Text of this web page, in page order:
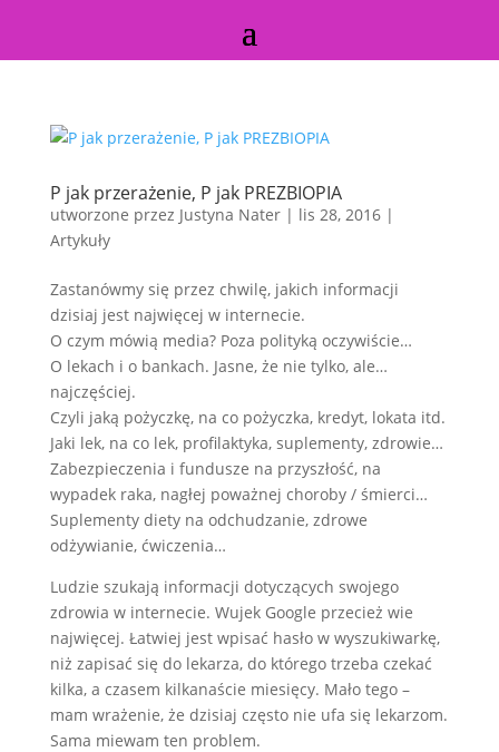
P jak przerażenie, P jak PREZBIOPIA
utworzone przez Justyna Nater| lis 28, 2016|
Artykuły
Zastanówmy się przez chwilę, jakich informacji
dzisiaj jest najwięcej w internecie.
O czym mówią media? Poza polityką oczywiście…
O lekach i o bankach. Jasne, że nie tylko, ale…
najczęściej.
Czyli jaką pożyczkę, na co pożyczka, kredyt, lokata itd.
Jaki lek, na co lek, profilaktyka, suplementy, zdrowie…
Zabezpieczenia i fundusze na przyszłość, na
wypadek raka, nagłej poważnej choroby / śmierci…
Suplementy diety na odchudzanie, zdrowe
odżywianie, ćwiczenia…
Ludzie szukają informacji dotyczących swojego
zdrowia w internecie. Wujek Google przecież wie
najwięcej. Łatwiej jest wpisać hasło w wyszukiwarkę,
niż zapisać się do lekarza, do którego trzeba czekać
kilka, a czasem kilkanaście miesięcy. Mało tego –
mam wrażenie, że dzisiaj często nie ufa się lekarzom.
Sama miewam ten problem.